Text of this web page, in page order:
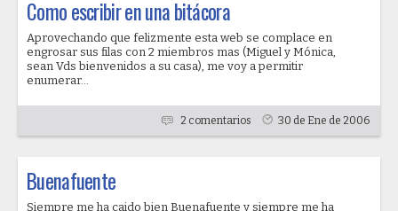
Como escribir en una bitácora
Aprovechando que felizmente esta web se complace en
engrosar sus filas con 2 miembros mas (Miguel y Mónica,
sean Vds bienvenidos a su casa), me voy a permitir
enumerar...
2 comentarios 30 de Ene de 2006
Buenafuente
Siempre me ha caido bien Buenafuente y siempre me ha